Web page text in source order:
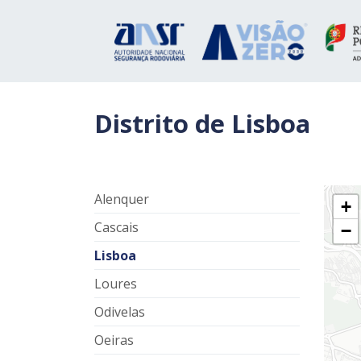
Distrito de Lisboa
Alenquer
Cascais
Lisboa
Loures
Odivelas
Oeiras
+
−